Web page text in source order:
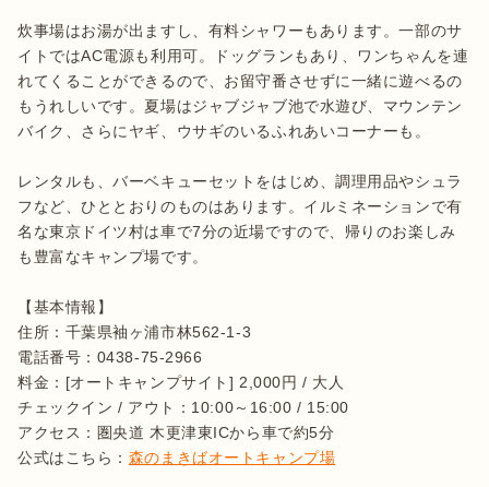
炊事場はお湯が出ますし、有料シャワーもあります。一部のサ
イトではAC電源も利用可。ドッグランもあり、ワンちゃんを連
れてくることができるので、お留守番させずに一緒に遊べるの
もうれしいです。夏場はジャブジャブ池で水遊び、マウンテン
バイク、さらにヤギ、ウサギのいるふれあいコーナーも。
レンタルも、バーベキューセットをはじめ、調理用品やシュラ
フなど、ひととおりのものはあります。イルミネーションで有
名な東京ドイツ村は車で7分の近場ですので、帰りのお楽しみ
も豊富なキャンプ場です。
【基本情報】
住所：千葉県袖ヶ浦市林562-1-3
電話番号：0438-75-2966
料金：[オートキャンプサイト] 2,000円 / 大人
チェックイン / アウト：10:00～16:00 / 15:00
アクセス：圏央道 木更津東ICから車で約5分
公式はこちら： 森のまきばオートキャンプ場